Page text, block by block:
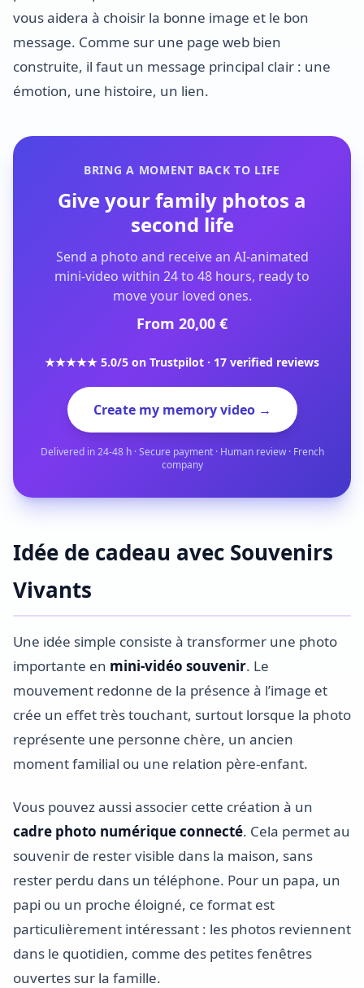
vous aidera à choisir la bonne image et le bon
message. Comme sur une page web bien
construite, il faut un message principal clair : une
émotion, une histoire, un lien.
BRING A MOMENT BACK TO LIFE
Give your family photos a
second life
Send a photo and receive an AI-animated
mini-video within 24 to 48 hours, ready to
move your loved ones.
From 20,00 €
★★★★★ 5.0/5 on Trustpilot · 17 verified reviews
Create my memory video →
Delivered in 24-48 h · Secure payment · Human review · French
company
Idée de cadeau avec Souvenirs
Vivants
Une idée simple consiste à transformer une photo
importante en mini-vidéo souvenir. Le
mouvement redonne de la présence à l’image et
crée un effet très touchant, surtout lorsque la photo
représente une personne chère, un ancien
moment familial ou une relation père-enfant.
Vous pouvez aussi associer cette création à un
cadre photo numérique connecté. Cela permet au
souvenir de rester visible dans la maison, sans
rester perdu dans un téléphone. Pour un papa, un
papi ou un proche éloigné, ce format est
particulièrement intéressant : les photos reviennent
dans le quotidien, comme des petites fenêtres
ouvertes sur la famille.